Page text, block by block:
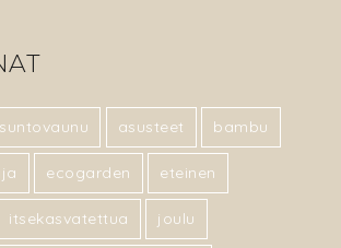
asusteet bambu
ecogarden eteinen
itsekasvatettua joulu